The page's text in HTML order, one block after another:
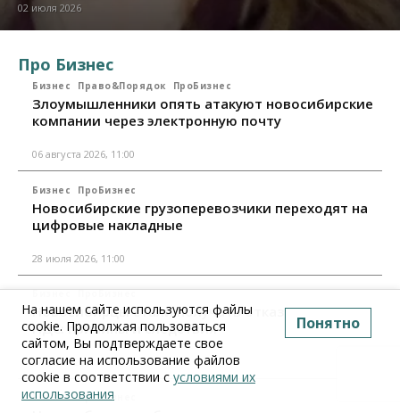
02 июля 2026
Про Бизнес
Бизнес Право&Порядок ПроБизнес
Злоумышленники опять атакуют новосибирские
компании через электронную почту
06 августа 2026, 11:00
Бизнес ПроБизнес
Новосибирские грузоперевозчики переходят на
цифровые накладные
28 июля 2026, 11:00
Бизнес ПроБизнес
Новосибирцы стали получать отказ в вычете по
НДС: причины и следствия
24 июля 2026, 10:30
Бизнес ПроБизнес
На нашем сайте используются файлы
cookie. Продолжая пользоваться
сайтом, Вы подтверждаете свое
согласие на использование файлов
cookie в соответствии с условиями их
использования
Понятно